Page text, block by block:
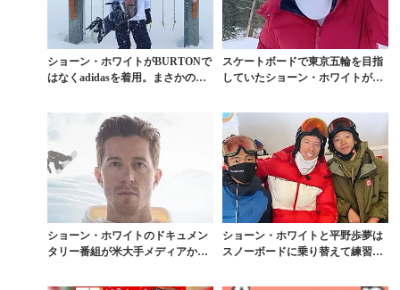
ショーン・ホワイトがBURTONで
はなくadidasを着用。まさかの電
スケートボードで東京五輪を目指
していたショーン・ホワイトが雪
ショーン・ホワイトのドキュメン
タリー番組が米大手メディアから
ショーン・ホワイトと平野歩夢は
スノーボードに乗り替えて練習